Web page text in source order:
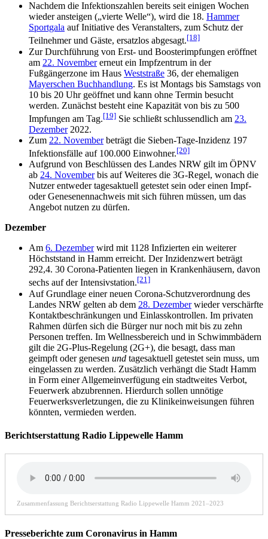
Nachdem die Infektionszahlen bereits seit einigen Wochen
wieder ansteigen („vierte Welle“), wird die 18. Hammer
Sportgala auf Initiative des Veranstalters, zum Schutz der
Teilnehmer und Gäste, ersatzlos abgesagt.[18]
Zur Durchführung von Erst- und Boosterimpfungen eröffnet
am 22. Novembererneut ein Impfzentrum in der
Fußgängerzone im Haus Weststraße 36, der ehemaligen
Mayerschen Buchhandlung. Es ist Montags bis Samstags von
10 bis 20 Uhr geöffnet und kann ohne Termin besucht
werden. Zunächst besteht eine Kapazität von bis zu 500
Impfungen am Tag.[19] Sie schließt schlussendlich am 23.
Dezember2022.
Zum 22. Novemberbeträgt die Sieben-Tage-Inzidenz 197
Infektionsfälle auf 100.000 Einwohner.[20]
Aufgrund von Beschlüssen des Landes NRW gilt im ÖPNV
ab 24. Novemberbis auf Weiteres die 3G-Regel, wonach die
Nutzer entweder tagesaktuell getestet sein oder einen Impf-
oder Genesenennachweis mit sich führen müssen, um das
Angebot nutzen zu dürfen.
Dezember
Am 6. Dezemberwird mit 1128 Infizierten ein weiterer
Höchststand in Hamm erreicht. Der Inzidenzwert beträgt
292,4. 30 Corona-Patienten liegen in Krankenhäusern, davon
sechs auf der Intensivstation.[21]
Auf Grundlage einer neuen Corona-Schutzverordnung des
Landes NRW gelten ab dem 28. Dezemberwieder verschärfte
Kontaktbeschränkungen und Einlasskontrollen. Im privaten
Rahmen dürfen sich die Bürger nur noch mit bis zu zehn
Personen treffen. Im Wellnessbereich und in Schwimmbädern
gilt die 2G-Plus-Regelung (2G+), die besagt, dass man
geimpft oder genesen und tagesaktuell getestet sein muss, um
eingelassen zu werden. Zusätzlich verhängt die Stadt Hamm
in Form einer Allgemeinverfügung ein stadtweites Verbot,
Feuerwerk abzubrennen. Hierdurch sollen unnötige
Feuerwerksverletzungen, die zu Klinikeinweisungen führen
könnten, vermieden werden.
Berichtserstattung Radio Lippewelle Hamm
Zusammenfassung Berichtserstattung Radio Lippewelle Hamm 2021–2023
Presseberichte zum Coronavirus in Hamm